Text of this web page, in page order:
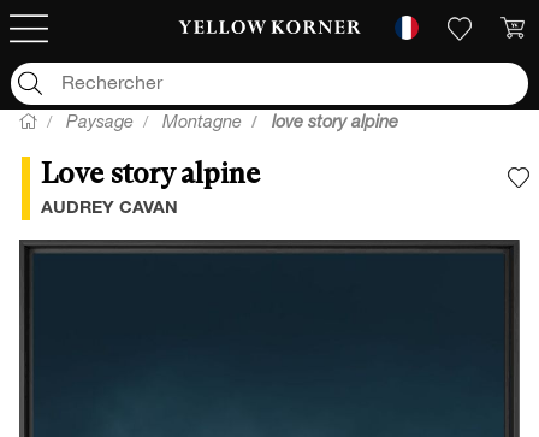
Paysage Montagne love story alpine
Love story alpine
AUDREY CAVAN